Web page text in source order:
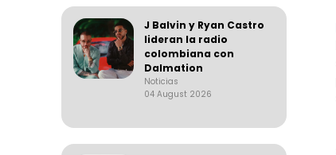
J Balvin y Ryan Castro
lideran la radio
colombiana con
Dalmation
Noticias
04 August 2026